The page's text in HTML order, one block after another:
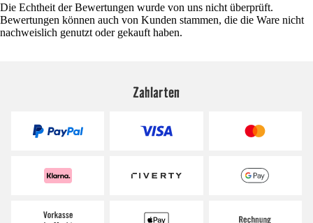
Die Echtheit der Bewertungen wurde von uns nicht überprüft.
Bewertungen können auch von Kunden stammen, die die Ware nicht
nachweislich genutzt oder gekauft haben.
Zahlarten